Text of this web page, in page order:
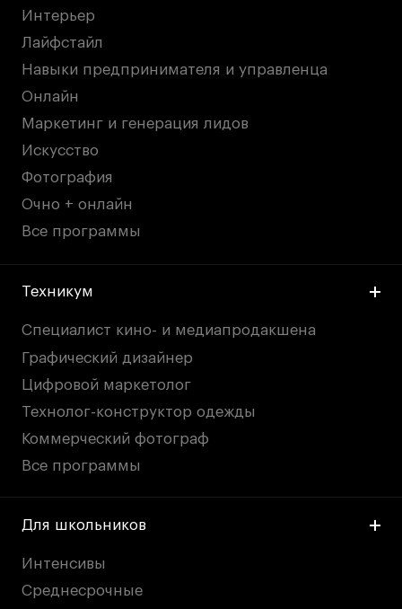
Интерьер
Лайфстайл
Навыки предпринимателя и управленца
Онлайн
Маркетинг и генерация лидов
Искусство
Фотография
Очно + онлайн
Все программы
Техникум
Специалист кино- и медиапродакшена
Графический дизайнер
Цифровой маркетолог
Технолог-конструктор одежды
Коммерческий фотограф
Все программы
Для школьников
Интенсивы
Среднесрочные